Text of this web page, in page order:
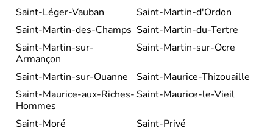
Saint-Léger-Vauban
Saint-Martin-d'Ordon
Saint-Martin-des-Champs Saint-Martin-du-Tertre
Saint-Martin-sur-
Armançon
Saint-Martin-sur-Ocre
Saint-Martin-sur-Ouanne
Saint-Maurice-Thizouaille
Saint-Maurice-aux-Riches-
Hommes
Saint-Maurice-le-Vieil
Saint-Moré
Saint-Privé